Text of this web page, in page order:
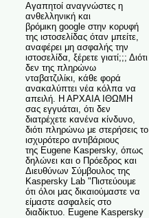
Αγαπητοί αναγνώστες η
ανθελληνική και
βρόμικη google στην κορυφή
της ιστοσελίδας όταν μπείτε,
αναφέρει μη ασφαλής την
ιστοσελίδα, ξέρετε γιατί;;; Διότι
δεν της πληρώνω
νταβατζιλίκι, κάθε φορά
ανακαλύπτει νέα κόλπα να
απειλή. Η ΑΡΧΑΙΑ ΙΘΩΜΗ
σας εγγυάται, ότι δεν
διατρέχετε κανένα κίνδυνο,
διότι πληρώνω με στερήσεις το
ισχυρότερο αντιβάριους
της Eugene Kaspersky, όπως
δηλώνει και ο Πρόεδρος και
Διευθύνων Σύμβουλος της
Kaspersky Lab "Πιστεύουμε
ότι όλοι μας δικαιούμαστε να
είμαστε ασφαλείς στο
διαδίκτυο. Eugene Kaspersky